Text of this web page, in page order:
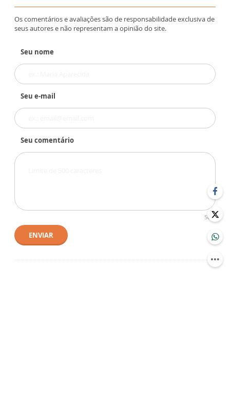
Os comentários e avaliações são de responsabilidade exclusiva de
seus autores e não representam a opinião do site.
Seu nome
Seu e-mail
Seu comentário
500
ENVIAR